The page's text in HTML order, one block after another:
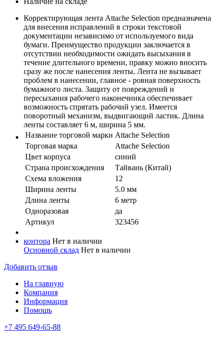
Корректирующая лента Attache Selection предназначена
для внесения исправлений в строки текстовой
документации независимо от используемого вида
бумаги. Преимущество продукции заключается в
отсутствии необходимости ожидать высыхания в
течение длительного времени, правку можно вносить
сразу же после нанесения ленты. Лента не вызывает
проблем в нанесении, главное - ровная поверхность
бумажного листа. Защиту от повреждений и
пересыхания рабочего наконечника обеспечивает
возможность спрятать рабочий узел. Имеется
поворотный механизм, выдвигающий ластик. Длина
ленты составляет 6 м, ширина 5 мм.
Название торговой марки Attache Selection
Торговая марка
Attache Selection
Цвет корпуса
синий
Страна происхождения
Тайвань (Китай)
Схема вложения
12
Ширина ленты
5.0 мм
Длина ленты
6 метр
Одноразовая
да
Артикул
323456
контора Нет в наличии
Основной склад Нет в наличии
Добавить отзыв
На главную
Компания
Информация
Помощь
+7 495 649-65-88